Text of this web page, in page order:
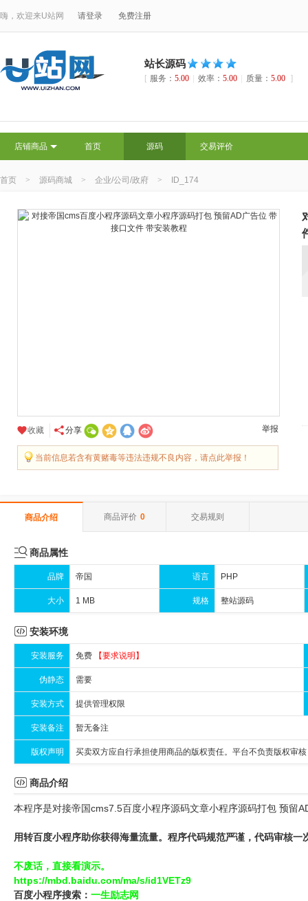
嗨，欢迎来U站网 请登录 免费注册
站长源码
[ 服务： 5.00 效率： 5.00 质量： 5.00 ]
店铺商品 首页 源码 交易评价
首页 > 源码商城 > 企业/公司/政府 > ID_174
收藏 分享 举报
当前信息若含有黄赌毒等违法违规不良内容，请点此举报！
商品介绍 商品评价 0 交易规则
商品属性
品牌 帝国 语言 PHP
大小 1 MB 规格 整站源码
 安装环境
安装服务 免费 【要求说明】
伪静态 需要
安装方式 提供管理权限
安装备注 暂无备注
版权声明 买卖双方应自行承担使用商品的版权责任。平台不负责版权审
 商品介绍
本程序是对接帝国cms7.5百度小程序源码文章小程序源码打包 预留
用转百度小程序助你获得海量流量。程序代码规范严谨，代码审核一
不废话，直接看演示。
https://mbd.baidu.com/ma/s/id1VETz9
百度小程序搜索： 一生励志网